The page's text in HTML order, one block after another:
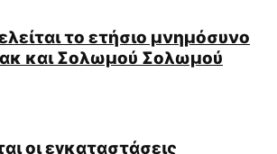
το ετήσιο μνημόσυνο
και Σολωμού Σολωμού
οι εγκαταστάσεις